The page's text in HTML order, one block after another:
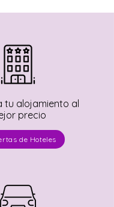
tu alojamiento al
precio
de Hoteles